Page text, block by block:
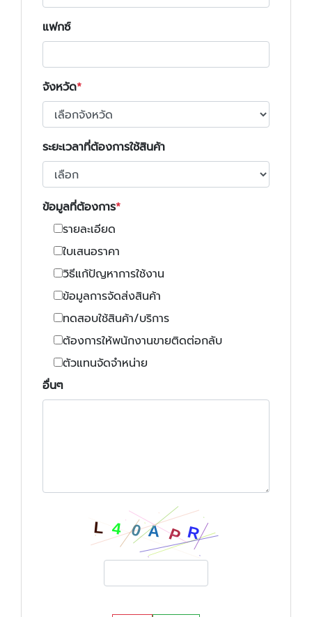
แฟกซ์
จังหวัด
ระยะเวลาที่ต้องการใช้สินค้า
ข้อมูลที่ต้องการ
รายละเอียด
ใบเสนอราคา
วิธีแก้ปัญหาการใช้งาน
ข้อมูลการจัดส่งสินค้า
ทดสอบใช้สินค้า/บริการ
ต้องการให้พนักงานขายติดต่อกลับ
ตัวแทนจัดจำหน่าย
อื่นๆ